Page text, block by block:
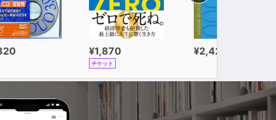
¥1,870
チケット
¥2,420